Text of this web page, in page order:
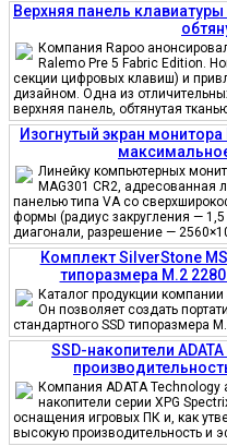
Верхняя панель
Компания Rapoo
Ralemo Pre 5 Fabric Edition.
секции цифровых клавиш) и
дизайном. Одна из
верхняя панель, обтянутая
Изогнутый экран монитора
Линейку компьютерных
MAG301 CR2, адресованная
панелью типа VA со
формы (радиус закругления —
диагонали, разрешение —
Комплект SilverStone
типоразмера M.2
Каталог продукции
Он позволяет создать
стандартного SSD типоразмера
SSD-накопители
Компания ADATA Technology
накопители серии XPG
оснащения игровых ПК и, как
высокую производительность и